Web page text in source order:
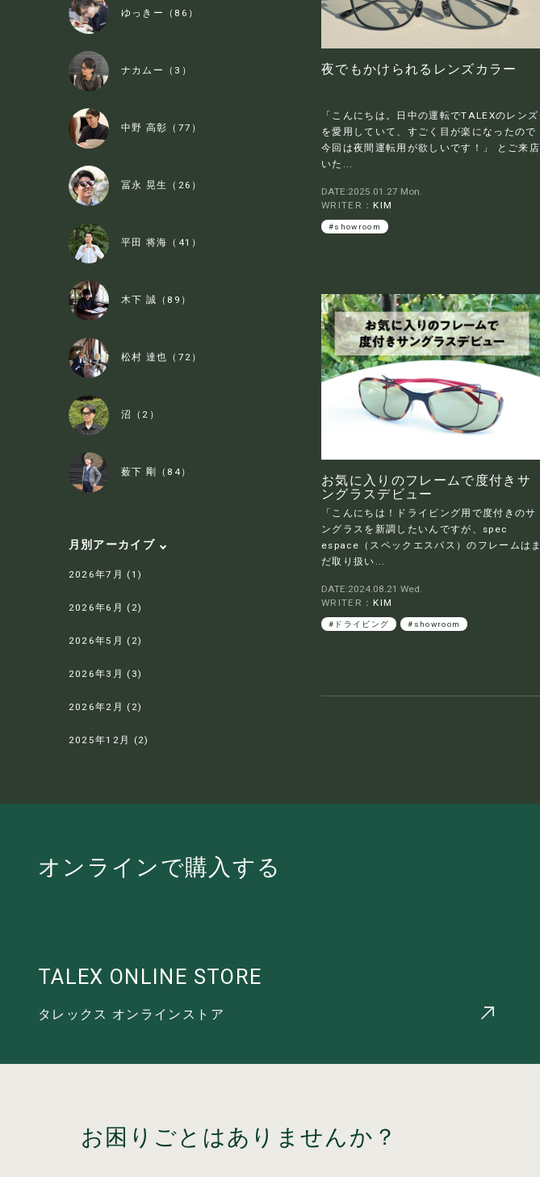
ゆっきー（86）
ナカムー（3）
中野 高彰（77）
冨永 晃生（26）
平田 将海（41）
木下 誠（89）
松村 達也（72）
沼（2）
薮下 剛（84）
月別アーカイブ
2026年7月 (1)
2026年6月 (2)
2026年5月 (2)
2026年3月 (3)
2026年2月 (2)
2025年12月 (2)
夜でもかけられるレンズカラー
「こんにちは。日中の運転でTALEXのレンズ
を愛用していて、すごく目が楽になったので
今回は夜間運転用が欲しいです！」 とご来店
いた...
DATE:2025.01.27 Mon.
WRITER：KIM
#showroom
お気に入りのフレームで度付きサ
ングラスデビュー
「こんにちは！ドライビング用で度付きのサ
ングラスを新調したいんですが、spec
espace（スペックエスパス）のフレームはま
だ取り扱い...
DATE:2024.08.21 Wed.
WRITER：KIM
#ドライビング #showroom
オンラインで購入する
TALEX ONLINE STORE
タレックス オンラインストア
お困りごとはありませんか？